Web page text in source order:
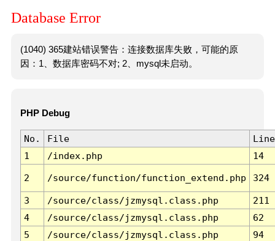
Database Error
(1040) 365建站错误警告：连接数据库失败，可能的原
因：1、数据库密码不对; 2、mysql未启动。
PHP Debug
No. File
Line
1
/index.php 14
2 /source/function/function_extend.php 324
3 /source/class/jzmysql.class.php
211
4
/source/class/jzmysql.class.php
62
5
/source/class/jzmysql.class.php
94